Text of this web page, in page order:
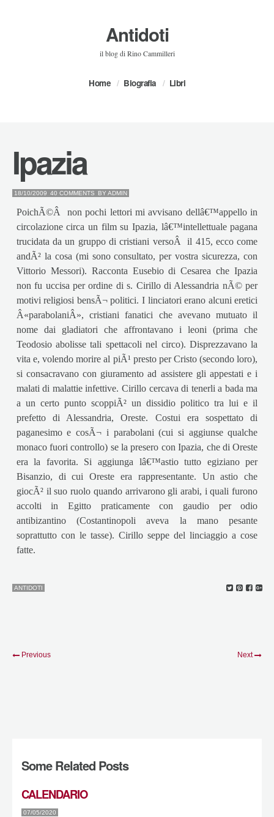
Antidoti
il blog di Rino Cammilleri
Home Biografia Libri
Ipazia
18/10/2009 40 COMMENTS BY ADMIN
PoichÃ©Â non pochi lettori mi avvisano dellâ€™appello in
circolazione circa un film su Ipazia, lâ€™intellettuale pagana
trucidata da un gruppo di cristiani versoÂ il 415, ecco come
andÃ² la cosa (mi sono consultato, per vostra sicurezza, con
Vittorio Messori). Racconta Eusebio di Cesarea che Ipazia
non fu uccisa per ordine di s. Cirillo di Alessandria nÃ© per
motivi religiosi bensÃ¬ politici. I linciatori erano alcuni eretici
Â«parabolaniÂ», cristiani fanatici che avevano mutuato il
nome dai gladiatori che affrontavano i leoni (prima che
Teodosio abolisse tali spettacoli nel circo). Disprezzavano la
vita e, volendo morire al piÃ¹ presto per Cristo (secondo loro),
si consacravano con giuramento ad assistere gli appestati e i
malati di malattie infettive. Cirillo cercava di tenerli a bada ma
a un certo punto scoppiÃ² un dissidio politico tra lui e il
prefetto di Alessandria, Oreste. Costui era sospettato di
paganesimo e cosÃ¬ i parabolani (cui si aggiunse qualche
monaco fuori controllo) se la presero con Ipazia, che di Oreste
era la favorita. Si aggiunga lâ€™astio tutto egiziano per
Bisanzio, di cui Oreste era rappresentante. Un astio che
giocÃ² il suo ruolo quando arrivarono gli arabi, i quali furono
accolti in Egitto praticamente con gaudio per odio
antibizantino (Costantinopoli aveva la mano pesante
soprattutto con le tasse). Cirillo seppe del linciaggio a cose
fatte.
ANTIDOTI
Previous Next
Some Related Posts
CALENDARIO
07/05/2020